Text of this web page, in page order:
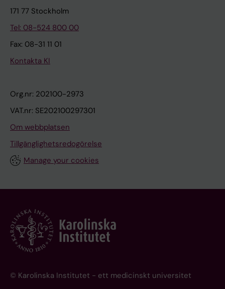
171 77 Stockholm
Tel: 08-524 800 00
Fax: 08-31 11 01
Kontakta KI
Org.nr: 202100-2973
VAT.nr: SE202100297301
Om webbplatsen
Tillgänglighetsredogörelse
Manage your cookies
© Karolinska Institutet - ett medicinskt universitet